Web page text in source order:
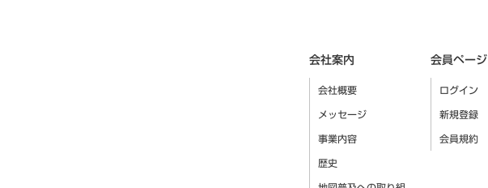
会社案内
会社概要
メッセージ
事業内容
歴史
会員ページ
ログイン
新規登録
会員規約